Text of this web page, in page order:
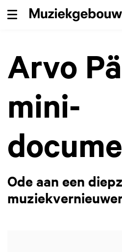
Menu
Arvo
mini-
Ode aan een